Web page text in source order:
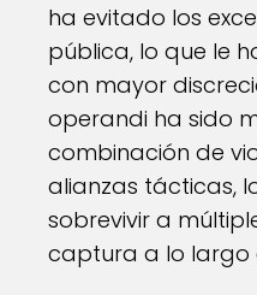
ha evitado los
pública, lo que le
con mayor
operandi ha sido
combinación de
alianzas tácticas,
sobrevivir a
captura a lo largo